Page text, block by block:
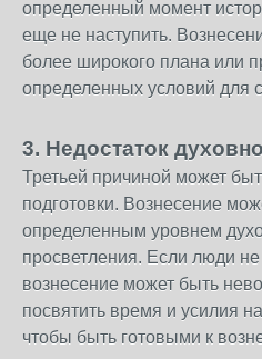
определенный момент
еще не наступить.
более широкого плана или
определенных условий для
3. Недостаток
Третьей причиной может
подготовки. Вознесение
определенным уровнем
просветления. Если люди не
вознесение может быть
посвятить время и усилия
чтобы быть готовыми к